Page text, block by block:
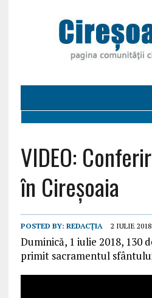
VIDEO:
în Cireșoaia
POSTED BY: REDACȚIA 2 IULIE 2018
Duminică, 1 iulie 2018, 130
primit sacramentul